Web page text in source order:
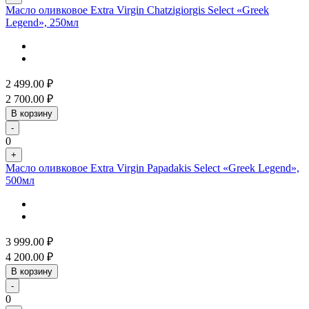
Масло оливковое Extra Virgin Chatzigiorgis Select «Greek
Legend», 250мл
2 499.00 ₽
2 700.00 ₽
В корзину
-
0
+
Масло оливковое Extra Virgin Papadakis Select «Greek Legend»,
500мл
3 999.00 ₽
4 200.00 ₽
В корзину
-
0